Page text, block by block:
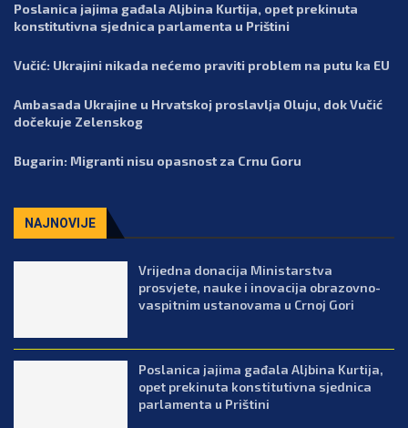
Poslanica jajima gađala Aljbina Kurtija, opet prekinuta
konstitutivna sjednica parlamenta u Prištini
Vučić: Ukrajini nikada nećemo praviti problem na putu ka EU
Ambasada Ukrajine u Hrvatskoj proslavlja Oluju, dok Vučić
dočekuje Zelenskog
Bugarin: Migranti nisu opasnost za Crnu Goru
NAJNOVIJE
Vrijedna donacija Ministarstva
prosvjete, nauke i inovacija obrazovno-
vaspitnim ustanovama u Crnoj Gori
Poslanica jajima gađala Aljbina Kurtija,
opet prekinuta konstitutivna sjednica
parlamenta u Prištini